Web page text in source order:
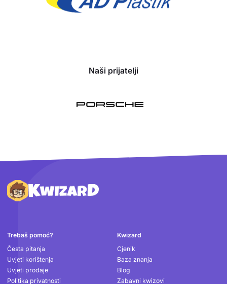
Naši prijatelji
Podnožje
Trebaš pomoć?
Česta pitanja
Uvjeti korištenja
Uvjeti prodaje
Politika privatnosti
Kwizard
Cjenik
Baza znanja
Blog
Zabavni kwizovi